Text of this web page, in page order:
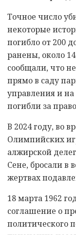
Точное число
некоторые
погибло от 200
ранены, около
сообщали, что
прямо в саду
управления и
погибли за
В 2024 году, во
Олимпийских
алжирской
Сене, бросали в
жертвах
18 марта 1962
соглашение о
политического